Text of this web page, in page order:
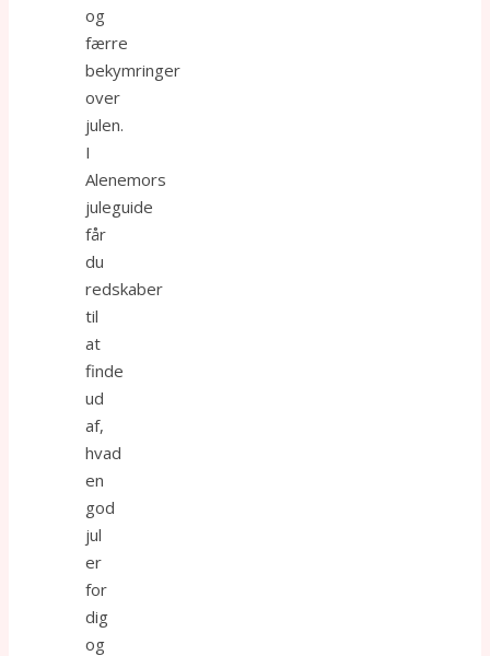
og
færre
bekymringer
over
julen.
I
Alenemors
juleguide
får
du
redskaber
til
at
finde
ud
af,
hvad
en
god
jul
er
for
dig
og